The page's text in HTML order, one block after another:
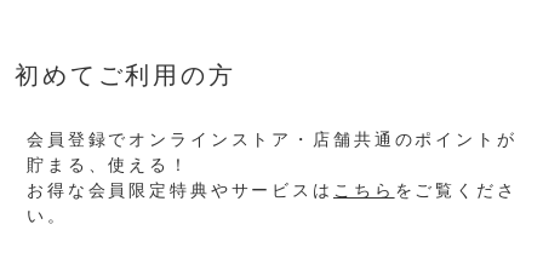
初めてご利用の方
会員登録でオンラインストア・店舗共通のポイントが
貯まる、使える！
お得な会員限定特典やサービスは こちら をご覧くださ
い。